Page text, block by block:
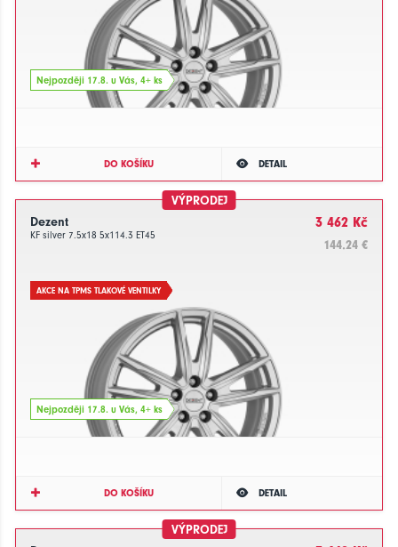
Nejpozději 17.8. u Vás, 4+ ks
DO KOŠÍKU DETAIL
VÝPRODEJ
Dezent
KF silver 7.5x18 5x114.3 ET45
3 462 Kč
144.24 €
AKCE NA TPMS TLAKOVÉ VENTILKY
Nejpozději 17.8. u Vás, 4+ ks
DO KOŠÍKU DETAIL
VÝPRODEJ